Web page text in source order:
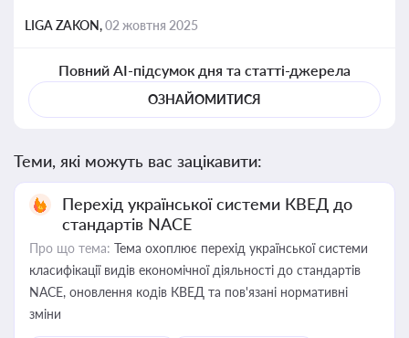
LIGA ZAKON,02 жовтня 2025
Повний AI-підсумок дня та статті-джерела
ОЗНАЙОМИТИСЯ
Теми, які можуть вас зацікавити:
Перехід української системи КВЕД до
стандартів NACE
Про що тема: Тема охоплює перехід української системи
класифікації видів економічної діяльності до стандартів
NACE, оновлення кодів КВЕД та пов'язані нормативні
зміни